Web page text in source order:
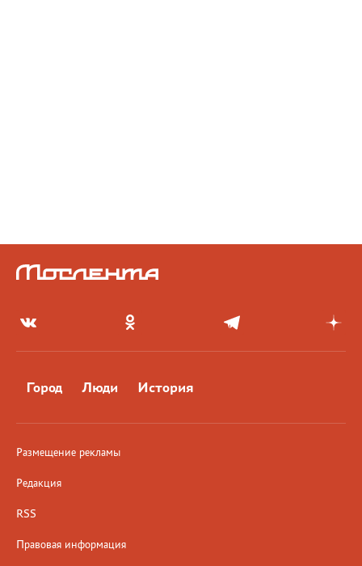
Город Люди История
Размещение рекламы
Редакция
RSS
Правовая информация